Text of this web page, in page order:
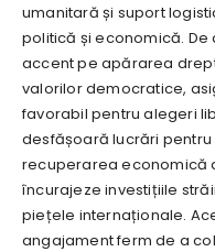
umanitară și suport
politică și economică. De
accent pe apărarea
valorilor democratice,
favorabil pentru alegeri
desfășoară lucrări
recuperarea economică
încurajeze investițiile
piețele internaționale.
angajament ferm de a